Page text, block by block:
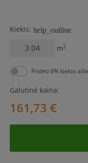
Kiekis: help_outline
m2
Pridėti 6% kiekio
Galutinė kaina:
161,73 €